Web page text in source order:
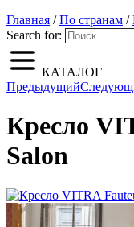
Главная /По странам /
Search for:
КАТАЛОГ
Предыдущий
Кресло
Salon